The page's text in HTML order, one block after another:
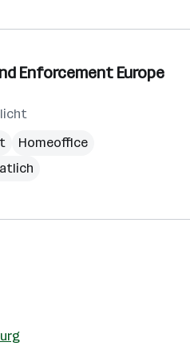
Enforcement Europe
Homeoffice